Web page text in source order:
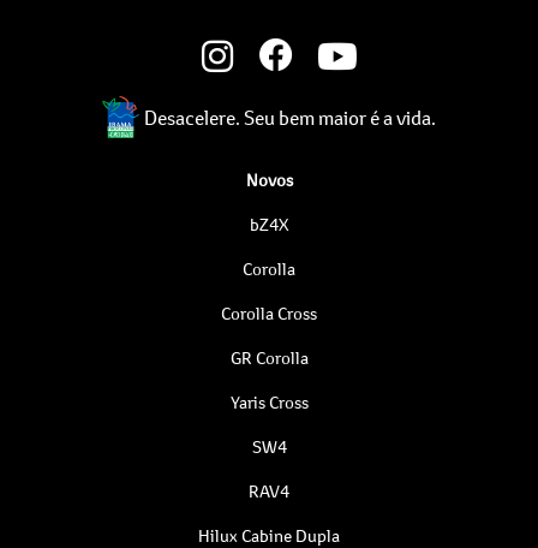
Desacelere. Seu bem maior é a vida.
Novos
bZ4X
Corolla
Corolla Cross
GR Corolla
Yaris Cross
SW4
RAV4
Hilux Cabine Dupla